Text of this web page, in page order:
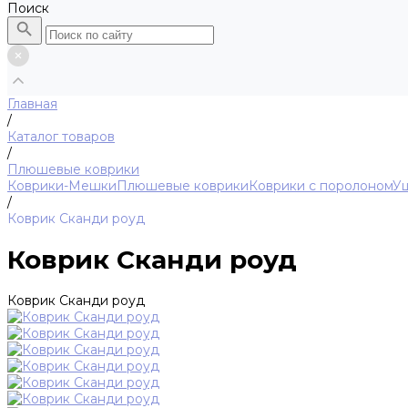
Поиск
Главная
/
Каталог товаров
/
Плюшевые коврики
Коврики-МешкиПлюшевые коврикиКоврики с поролоном
/
Коврик Сканди роуд
Коврик Сканди роуд
Коврик Сканди роуд